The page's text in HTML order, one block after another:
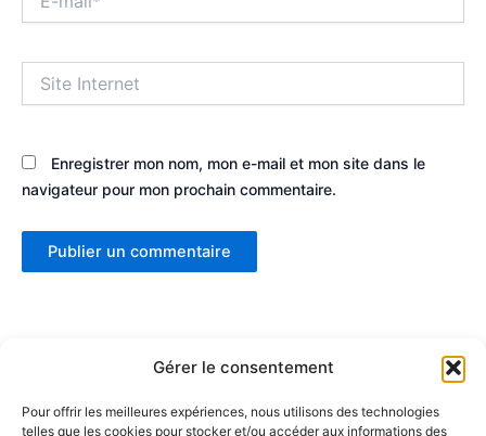
Gérer le consentement
Pour offrir les meilleures expériences, nous utilisons des technologies
telles que les cookies pour stocker et/ou accéder aux informations des
mail*
Internet
Enregistrer mon nom, mon e-mail et mon site dans le
navigateur pour mon prochain commentaire.